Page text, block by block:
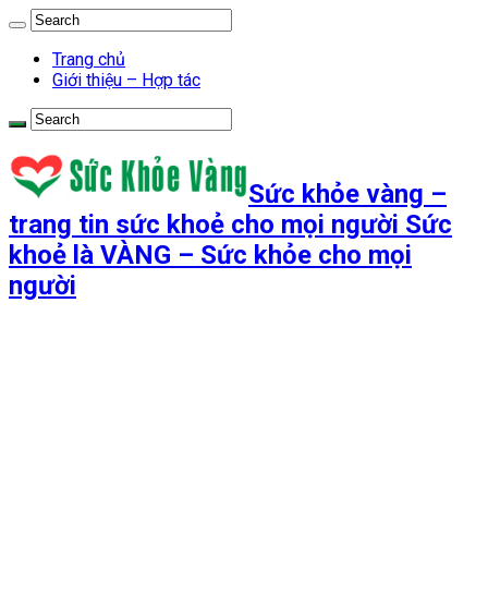
Trang chủ
Giới thiệu – Hợp tác
Sức khỏe vàng –
trang tin sức khoẻ cho mọi người Sức
khoẻ là VÀNG – Sức khỏe cho mọi
người